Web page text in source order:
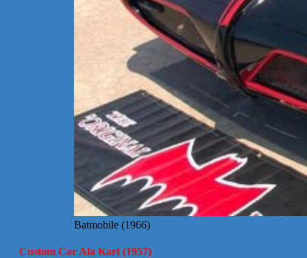
Batmobile (1966)
Custom Car Ala Kart (1957)